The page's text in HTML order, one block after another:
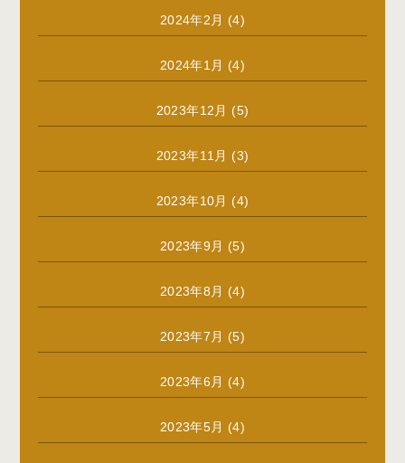
2024年2月 (4)
2024年1月 (4)
2023年12月 (5)
2023年11月 (3)
2023年10月 (4)
2023年9月 (5)
2023年8月 (4)
2023年7月 (5)
2023年6月 (4)
2023年5月 (4)